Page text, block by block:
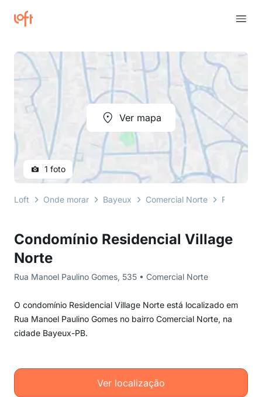
Condomínio Residencial Village
Norte
Rua Manoel Paulino Gomes, 535 • Comercial Norte
O condomínio Residencial Village Norte está localizado em
Rua Manoel Paulino Gomes no bairro Comercial Norte, na
cidade Bayeux-PB.
Ver localização
Ver mapa
1 foto
Loft Onde morar Bayeux Comercial Norte Rua